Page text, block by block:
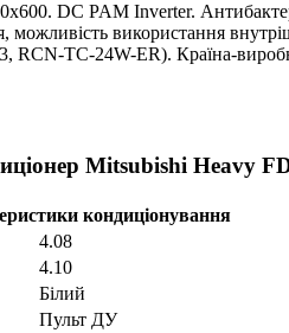
DC PAM Inverter.
можливість використання
RCN-TC-24W-ER). Країна-
Mitsubishi Heavy
кондиціонування
4.08
4.10
Білий
Пульт ДУ